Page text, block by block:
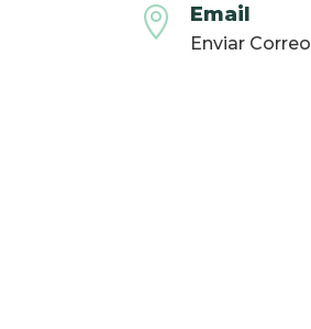
 Email
Enviar Correo